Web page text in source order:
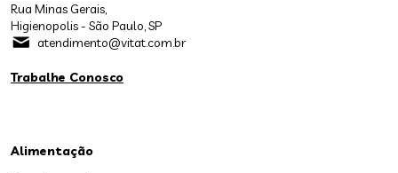
Rua Minas Gerais,
Higienopolis - São Paulo, SP
atendimento@vitat.com.br
Trabalhe Conosco
Alimentação